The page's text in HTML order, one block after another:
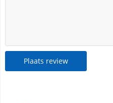
Plaats review